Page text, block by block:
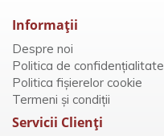
Informaţii
Despre noi
Politica de confidențialitate
Politica fișierelor cookie
Termeni și condiții
Servicii Clienţi